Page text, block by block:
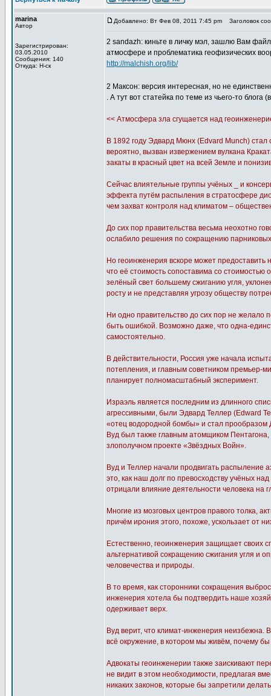
marina
Автор
Зарегистрирован:
03.05.2010
Сообщения: 140
Откуда: Н-ск
Добавлено: Вт Фев 08, 2011 7:45 pm Заголовок
2 sandazh: киньте в личку мэл, зашлю Вам
атмосфере и проблематика геофизических
http://malchish.org/lib/
2 Максон: версия интересная, но не
. А тут вот статейка по теме из чьего-то блога
<< Атмосфера зла сгущается над
В 1892 году Эдвард Мюнх (Edvard Munch) стал
вероятно, вызван извержением вулкана
закаты в красный цвет на всей Земле и
Сейчас влиятельные группы учёных _ и
эффекта путём распыления в стратосфере
чем захват контроля над климатом –
До сих пор правительства весьма неохотно
ослабило решения по сокращению
Но геоинженерия вскоре может
что её стоимость сопоставима со стоимостью
зелёный свет большему сжиганию угля,
росту и не представляя угрозу обществу
Ни одно правительство до сих пор не желало
быть ошибкой. Возможно даже, что одна-
самостоятельно.
В действительности, Россия уже начала
потепления, и главным советником премьер-
планирует полномасштабный эксперимент.
Израэль является последним из длинного
агрессивными, были Эдвард Теллер (Edward
«отец водородной бомбы» и стал прообразом
Вуд был также главным атомщиком
злополучном проекте «Звёздных Войн».
Вуд и Теллер начали продвигать распыление
это, как наш долг по превосходству учёных
отрицали влияние деятельности человека на
Многие из мозговых центров правого толка,
причём ирония этого, похоже, ускользает от
Естественно, геоинженерия защищает своих
альтернативой сокращению сжигания угля и
человечества и природы.
В то время, как сторонники сокращения
инженерия хотела бы подтвердить наше
одерживает верх.
Вуд верит, что климат-инженерия
всё окружение, в котором мы живём, почему бы
Адвокаты геоинженерии также заискивают
не видит в этом необходимости, предлагая
никаких законов, которые бы запретили